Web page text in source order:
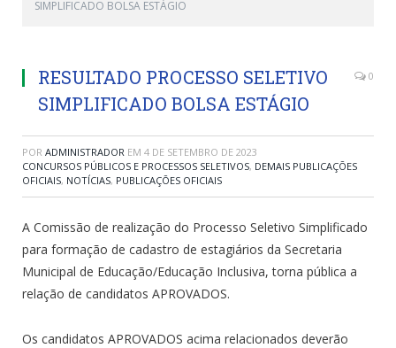
SIMPLIFICADO BOLSA ESTÁGIO
RESULTADO PROCESSO SELETIVO
SIMPLIFICADO BOLSA ESTÁGIO
0
POR ADMINISTRADOR EM 4 DE SETEMBRO DE 2023
CONCURSOS PÚBLICOS E PROCESSOS SELETIVOS, DEMAIS PUBLICAÇÕES
OFICIAIS, NOTÍCIAS, PUBLICAÇÕES OFICIAIS
A Comissão de realização do Processo Seletivo Simplificado
para formação de cadastro de estagiários da Secretaria
Municipal de Educação/Educação Inclusiva, torna pública a
relação de candidatos APROVADOS.
Os candidatos APROVADOS acima relacionados deverão